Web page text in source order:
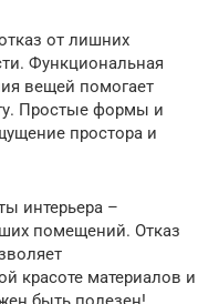
от лишних
Функциональная
вещей помогает
Простые формы и
простора и
интерьера –
помещений. Отказ
красоте материалов и